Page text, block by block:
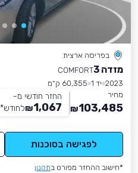
בפריסה ארצית
מזדה 3
COMFORT
2023 יד 1
60,355 ק״מ
מחיר
103,485
₪
החזר חודשי מ-
1,067
₪לחודש*
לפגישה בסוכנות
*חישוב ההחזר מפורט בתקנון